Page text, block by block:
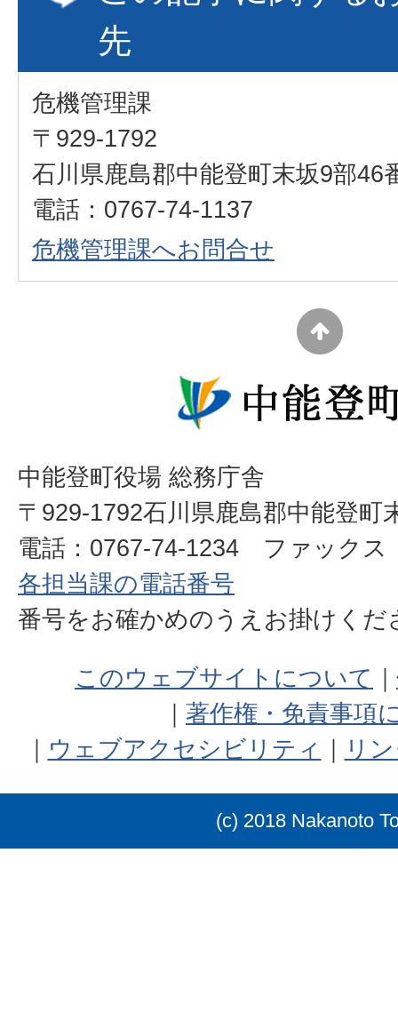
先
危機管理課
〒929-1792
石川県鹿島郡中能登町末坂9部46
電話：0767-74-1137
危機管理課へお問合せ
中能登町役場 総務庁舎
〒929-1792石川県鹿島郡中能登町
電話：0767-74-1234 ファックス
各担当課の電話番号
番号をお確かめのうえお掛けく
このウェブサイトについて
著作権・免責事項
ウェブアクセシビリティ
リ
(c) 2018 Nakanoto